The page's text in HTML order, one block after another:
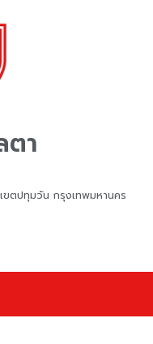
า
ตปทุมวัน กรุงเทพมหานคร